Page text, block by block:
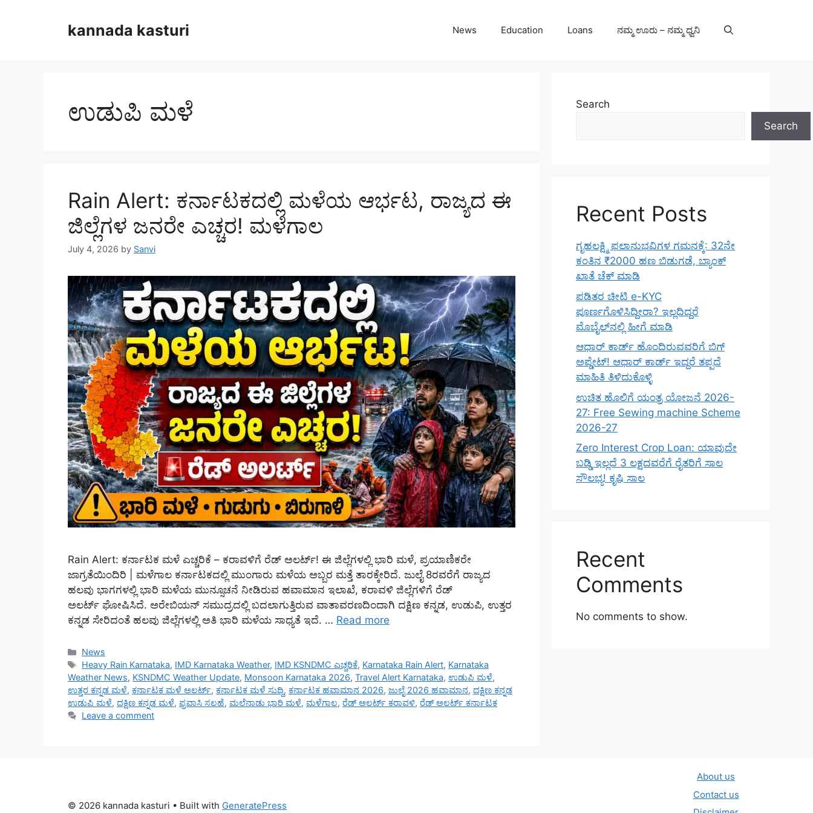
kannada kasturi News Education Loans ನಮ್ಮ ಊರು – ನಮ್ಮ ಧ್ವನಿ
ಉಡುಪಿ ಮಳೆ
Rain Alert: ಕರ್ನಾಟಕದಲ್ಲಿ ಮಳೆಯ ಆರ್ಭಟ, ರಾಜ್ಯದ ಈ
ಜಿಲ್ಲೆಗಳ ಜನರೇ ಎಚ್ಚರ! ಮಳೆಗಾಲ
July 4, 2026 by Sanvi
Rain Alert: ಕರ್ನಾಟಕ ಮಳೆ ಎಚ್ಚರಿಕೆ – ಕರಾವಳಿಗೆ ರೆಡ್ ಅಲರ್ಟ್! ಈ ಜಿಲ್ಲೆಗಳಲ್ಲಿ ಭಾರಿ ಮಳೆ, ಪ್ರಯಾಣಿಕರೇ
ಜಾಗ್ರತೆಯಿಂದಿರಿ | ಮಳೆಗಾಲ ಕರ್ನಾಟಕದಲ್ಲಿ ಮುಂಗಾರು ಮಳೆಯ ಅಬ್ಬರ ಮತ್ತೆ ತಾರಕ್ಕೇರಿದೆ. ಜುಲೈ 8ರವರೆಗೆ ರಾಜ್ಯದ
ಹಲವು ಭಾಗಗಳಲ್ಲಿ ಭಾರಿ ಮಳೆಯ ಮುನ್ಸೂಚನೆ ನೀಡಿರುವ ಹವಾಮಾನ ಇಲಾಖೆ, ಕರಾವಳಿ ಜಿಲ್ಲೆಗಳಿಗೆ ರೆಡ್
ಅಲರ್ಟ್ ಘೋಷಿಸಿದೆ. ಅರೇಬಿಯನ್ ಸಮುದ್ರದಲ್ಲಿ ಬದಲಾಗುತ್ತಿರುವ ವಾತಾವರಣದಿಂದಾಗಿ ದಕ್ಷಿಣ ಕನ್ನಡ, ಉಡುಪಿ, ಉತ್ತರ
ಕನ್ನಡ ಸೇರಿದಂತೆ ಹಲವು ಜಿಲ್ಲೆಗಳಲ್ಲಿ ಅತಿ ಭಾರಿ ಮಳೆಯ ಸಾಧ್ಯತೆ ಇದೆ. … Read more
Categories
News
Tags
Heavy Rain Karnataka, IMD Karnataka Weather, IMD KSNDMC ಎಚ್ಚರಿಕೆ, Karnataka Rain Alert, Karnataka
Weather News, KSNDMC Weather Update, Monsoon Karnataka 2026, Travel Alert Karnataka, ಉಡುಪಿ ಮಳೆ,
ಉತ್ತರ ಕನ್ನಡ ಮಳೆ, ಕರ್ನಾಟಕ ಮಳೆ ಅಲರ್ಟ್, ಕರ್ನಾಟಕ ಮಳೆ ಸುದ್ದಿ, ಕರ್ನಾಟಕ ಹವಾಮಾನ 2026, ಜುಲೈ 2026 ಹವಾಮಾನ, ದಕ್ಷಿಣ ಕನ್ನಡ
ಉಡುಪಿ ಮಳೆ, ದಕ್ಷಿಣ ಕನ್ನಡ ಮಳೆ, ಪ್ರವಾಸಿ ಸಲಹೆ, ಮಲೆನಾಡು ಭಾರಿ ಮಳೆ, ಮಳೆಗಾಲ, ರೆಡ್ ಅಲರ್ಟ್ ಕರಾವಳಿ, ರೆಡ್ ಅಲರ್ಟ್ ಕರ್ನಾಟಕ
Leave a comment
Search
Search
Recent Posts
ಗೃಹಲಕ್ಷ್ಮಿ ಫಲಾನುಭವಿಗಳ ಗಮನಕ್ಕೆ: 32ನೇ
ಕಂತಿನ ₹2000 ಹಣ ಬಿಡುಗಡೆ, ಬ್ಯಾಂಕ್
ಖಾತೆ ಚೆಕ್ ಮಾಡಿ
ಪಡಿತರ ಚೀಟಿ e-KYC
ಪೂರ್ಣಗೊಳಿಸಿದ್ದೀರಾ? ಇಲ್ಲದಿದ್ದರೆ
ಮೊಬೈಲ್‌ನಲ್ಲಿ ಹೀಗೆ ಮಾಡಿ
ಆಧಾರ್ ಕಾರ್ಡ್ ಹೊಂದಿರುವವರಿಗೆ ಬಿಗ್
ಅಪ್ಡೇಟ್! ಆಧಾರ್ ಕಾರ್ಡ್ ಇದ್ದರೆ ತಪ್ಪದೆ
ಮಾಹಿತಿ ತಿಳಿದುಕೊಳ್ಳಿ
ಉಚಿತ ಹೊಲಿಗೆ ಯಂತ್ರ ಯೋಜನೆ 2026-
27: Free Sewing machine Scheme
2026-27
Zero Interest Crop Loan: ಯಾವುದೇ
ಬಡ್ಡಿ ಇಲ್ಲದೆ 3 ಲಕ್ಷದವರೆಗೆ ರೈತರಿಗೆ ಸಾಲ
ಸೌಲಭ್ಯ! ಕೃಷಿ ಸಾಲ
Recent
Comments
No comments to show.
About us
Contact us
© 2026 kannada kasturi • Built with GeneratePress